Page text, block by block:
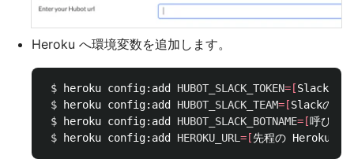
Heroku へ環境変数を追加します。
$ heroku config:add HUBOT_SLACK_TOKEN=[Slackの画
$
heroku config:add HUBOT_SLACK_TEAM=[Slackの画
$
heroku config:add HUBOT_SLACK_BOTNAME=[呼びか
$
heroku config:add HEROKU_URL =[